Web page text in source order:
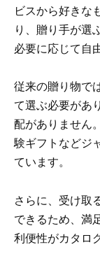
ビスから好きな
り、贈り手が選
必要に応じて自
従来の贈り物で
て選ぶ必要があ
配がありません
験ギフトなどジ
ています。
さらに、受け取
できるため、満
利便性がカタロ